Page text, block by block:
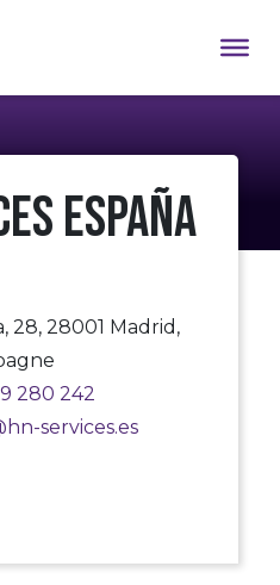
España
28, 28001 Madrid,
280 242
services.es